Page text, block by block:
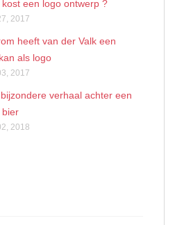
kost een logo ontwerp ?
2017
heeft van der Valk een
als logo
2017
verhaal achter een
bier
2018